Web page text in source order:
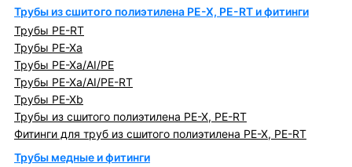
Трубы из сшитого полиэтилена PE-X, PE-RT и фитинги
Трубы PE-RT
Трубы PE-Xa
Трубы PE-Xa/AI/PE
Трубы PE-Xa/AI/PE-RT
Трубы PE-Xb
Трубы из сшитого полиэтилена PE-X, PE-RT
Фитинги для труб из сшитого полиэтилена PE-X, PE-RT
Трубы медные и фитинги